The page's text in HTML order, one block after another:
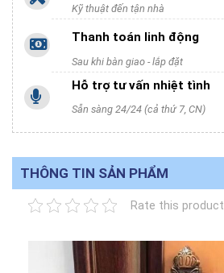
Kỹ thuật đến tận nhà
Thanh toán linh động
Sau khi bàn giao - lắp đặt
Hỗ trợ tư vấn nhiệt tình
Sẵn sàng 24/24 (cả thứ 7, CN)
THÔNG TIN SẢN PHẨM
Rate this product